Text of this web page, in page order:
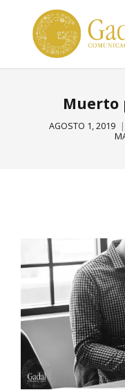
Muerto
AGOSTO 1, 2019